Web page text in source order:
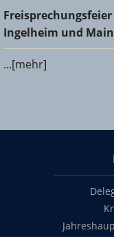
Freisprechungsfeier
und Mainz
Ingelheim und
...[mehr]